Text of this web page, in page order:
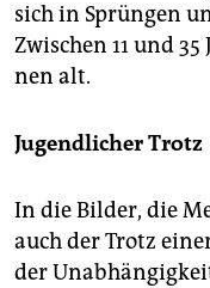
sich in Sprüngen
Zwischen 11 und
nen alt.
Jugendlicher Trotz
In die Bilder, die
auch der Trotz
der